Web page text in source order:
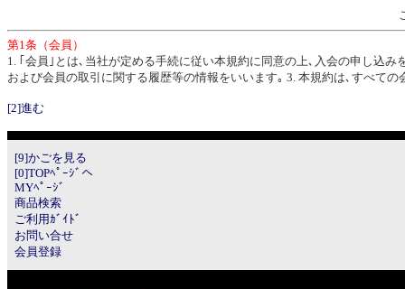
第1条（会員）
1. ｢会員｣とは､当社が定める手続に従い本規約に同意の上､入会の申し込
および会員の取引に関する履歴等の情報をいいます｡ 3. 本規約は､すべて
[2]進む
[9]かごを見る
[0]TOPﾍﾟｰｼﾞへ
MYﾍﾟｰｼﾞ
商品検索
ご利用ｶﾞｲﾄﾞ
お問い合せ
会員登録